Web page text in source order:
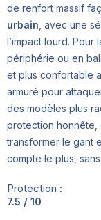
de renfort massif
urbain, avec une
l’impact lourd.
périphérie ou en
et plus confortable
armuré pour
des modèles plus
protection honnête,
transformer le gant
compte le plus,
Protection :
7.5 / 10